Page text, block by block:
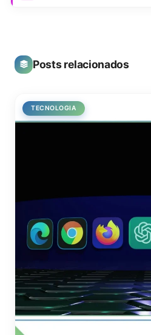
Posts relacionados
TECNOLOGIA